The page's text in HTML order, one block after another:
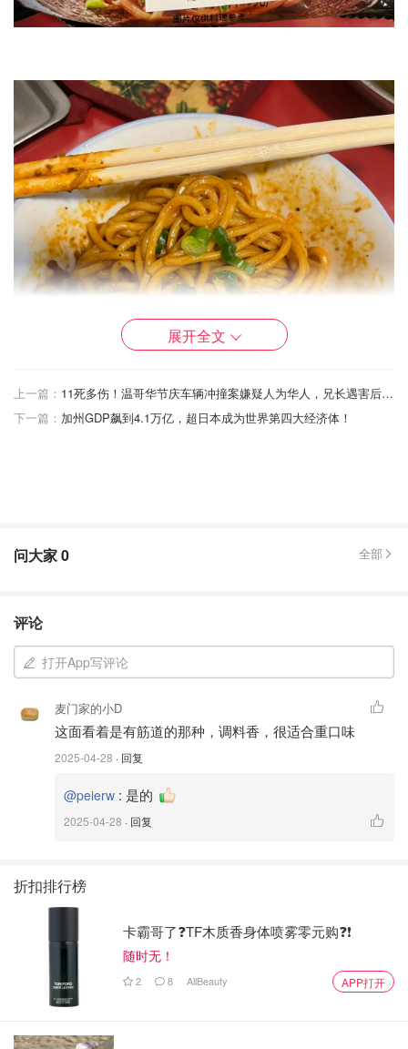
展开全文
上一篇：
11死多伤！温哥华节庆车辆冲撞案嫌疑人为华人，兄长遇害后精神崩溃...
下一篇： 加州GDP飙到4.1万亿，超日本成为世界第四大经济体！
问大家0 全部
评论
打开App写评论
麦门家的小D
这面看着是有筋道的那种，调料香，很适合重口味
2025-04-28 · 回复
@peierw : 是的
2025-04-28 · 回复
折扣排行榜
卡霸哥了❓TF木质香身体喷雾零元购❓❗
随时无！
2 8 AllBeauty APP打开